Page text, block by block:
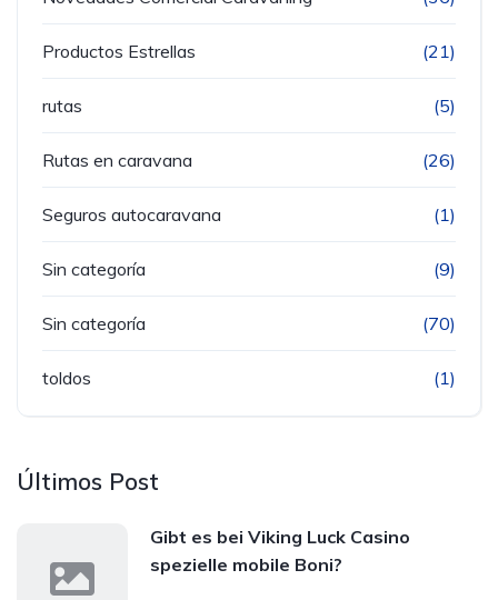
Productos Estrellas (21)
rutas (5)
Rutas en caravana (26)
Seguros autocaravana (1)
Sin categoría (9)
Sin categoría (70)
toldos (1)
Últimos Post
Gibt es bei Viking Luck Casino
spezielle mobile Boni?